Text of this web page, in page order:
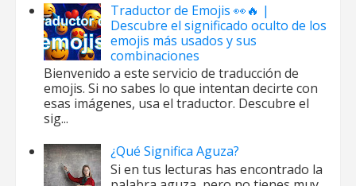
Traductor de Emojis 👀🔥 |
Descubre el significado oculto de los
emojis más usados y sus
combinaciones
Bienvenido a este servicio de traducción de
emojis. Si no sabes lo que intentan decirte con
esas imágenes, usa el traductor. Descubre el
sig...
¿Qué Significa Aguza?
Si en tus lecturas has encontrado la